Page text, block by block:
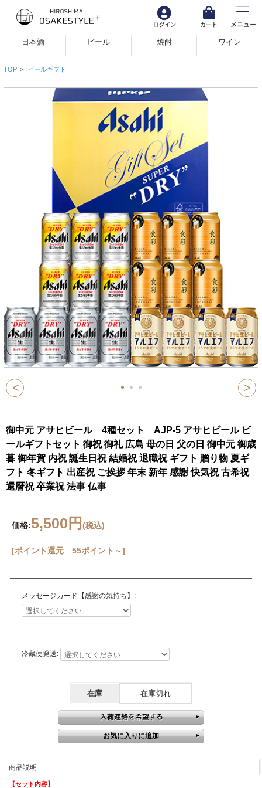
日本酒 ビール 焼酎 ワイン
TOP > ビールギフト
< >
御中元 アサヒビール 4種セット AJP-5 アサヒビール ビ
ールギフトセット 御祝 御礼 広島 母の日 父の日 御中元 御歳
暮 御年賀 内祝 誕生日祝 結婚祝 退職祝 ギフト 贈り物 夏ギ
フト 冬ギフト 出産祝 ご挨拶 年末 新年 感謝 快気祝 古希祝
還暦祝 卒業祝 法事 仏事
価格:5,500円 (税込)
[ポイント還元 55ポイント～]
メッセージカード【感謝の気持ち】:
冷蔵便発送:
在庫 在庫切れ
商品説明
【セット内容】